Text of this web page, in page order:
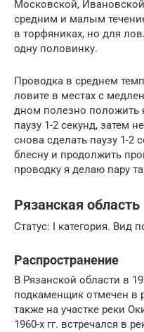
Московской,
средним и малым
в торфяниках, но для
одну половинку.
Проводка в среднем
ловите в местах с
дном полезно положить
паузу 1-2 секунд, затем
снова сделать паузу 1-2
блесну и продолжить
проводку я делаю пару
Рязанская область
Статус: I категория. Вид
Распространение
В Рязанской области в
подкаменщик отмечен в
также на участке реки
1960-х гг. встречался в